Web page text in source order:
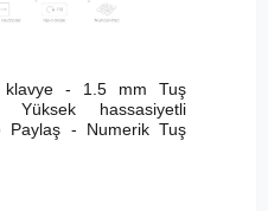
klavye - 1.5 mm Tuş
hassasiyetli
Paylaş - Numerik Tuş